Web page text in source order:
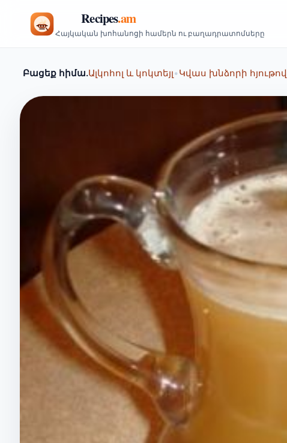
Հայկական խոհանոցի համերն ու բաղադրատոմսերը
Բացեք հիմա.Ալկոհոլ և կոկտեյլ•Կվաս խնձորի հյութով